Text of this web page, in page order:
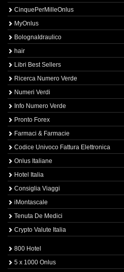
CinquePerMilleOnlus
MyOnlus
BolognaIdraulico
hair
Libri Best Sellers
Ricerca Numero Verde
Numeri Verdi
Info Numero Verde
Pronto Forex
Farmaci & Farmacie
Codice Univoco Fattura Elettronica
Onlus Italiane
Hotel Italia
Consiglia Viaggi
iMontascale
Tenuta De Medici
Crypto Valute Italia
800 Hotel
5 x 1000 Onlus